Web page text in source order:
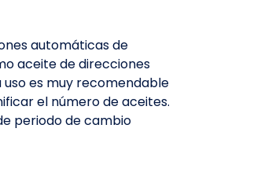
automáticas de
aceite de direcciones
uso es muy recomendable
el número de aceites.
periodo de cambio